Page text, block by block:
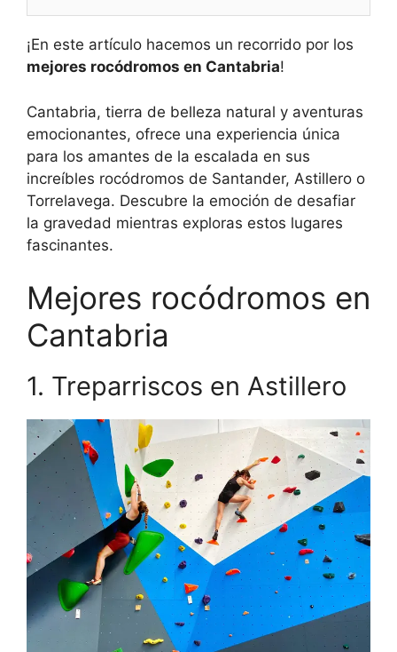
¡En este artículo hacemos un recorrido por los
mejores rocódromos en Cantabria!
Cantabria, tierra de belleza natural y aventuras
emocionantes, ofrece una experiencia única
para los amantes de la escalada en sus
increíbles rocódromos de Santander, Astillero o
Torrelavega. Descubre la emoción de desafiar
la gravedad mientras exploras estos lugares
fascinantes.
Mejores rocódromos en
Cantabria
1. Treparriscos en Astillero